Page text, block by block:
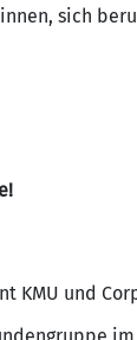
sich
KMU und